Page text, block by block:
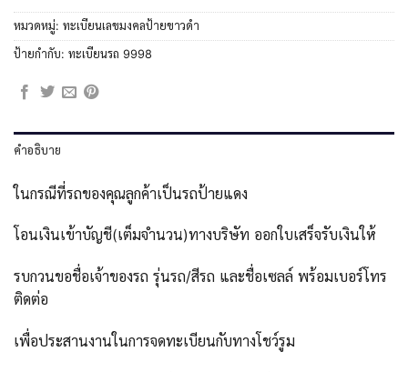
หมวดหมู่: ทะเบียนเลขมงคลป้ายขาวดำ
ป้ายกำกับ: ทะเบียนรถ 9998
คำอธิบาย
ในกรณีที่รถของคุณลูกค้าเป็นรถป้ายแดง
โอนเงินเข้าบัญชี(เต็มจำนวน)ทางบริษัท ออกใบเสร็จรับเงินให้
รบกวนขอชื่อเจ้าของรถ รุ่นรถ/สีรถ และชื่อเซลล์ พร้อมเบอร์โทร
ติดต่อ
เพื่อประสานงานในการจดทะเบียนกับทางโชว์รูม